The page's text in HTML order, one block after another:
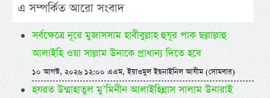
এ সম্পর্কিত আরো সংবাদ
সর্বক্ষেত্রে নূরে মুজাসসাম হাবীবুল্লাহ হুযূর পাক ছল্লাল্লাহু
আলাইহি ওয়া সাল্লাম উনাকে প্রাধান্য দিতে হবে
১০ আগস্ট, ২০২৬ ১২:০০ এএম, ইয়াওমুল ইছনাইনিল আযীম (সোমবার)
হযরত উম্মাহাতুল মু’মিনীন আলাইহিন্নাস সালাম উনারাই